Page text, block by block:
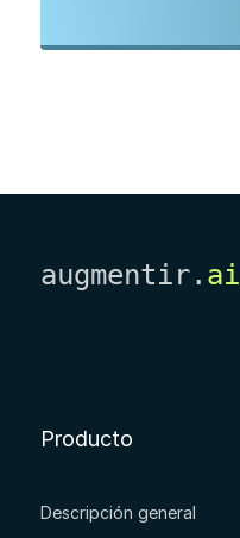
augmentir. ai
Producto
Descripción general